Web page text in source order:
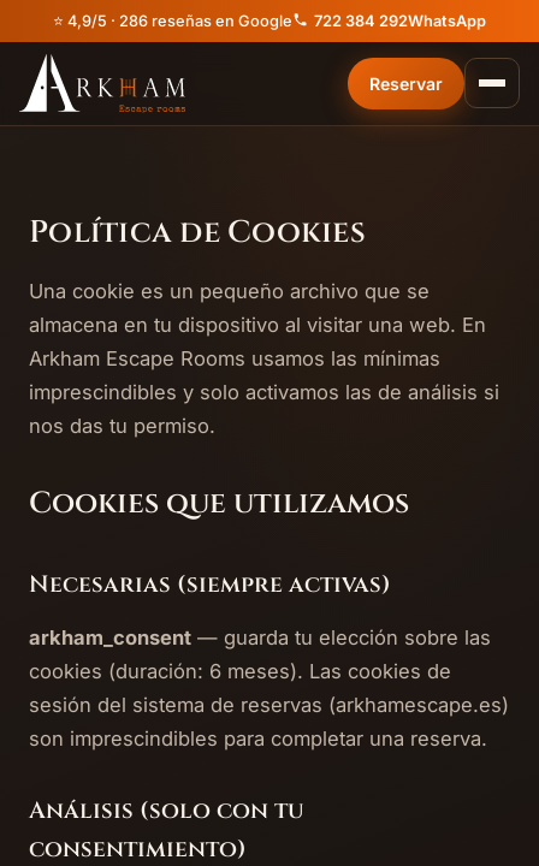
⭐ 4,9/5 · 286 reseñas en Google 722 384 292WhatsApp
Reservar
Política de Cookies
Una cookie es un pequeño archivo que se
almacena en tu dispositivo al visitar una web. En
Arkham Escape Rooms usamos las mínimas
imprescindibles y solo activamos las de análisis si
nos das tu permiso.
Cookies que utilizamos
Necesarias (siempre activas)
arkham_consent — guarda tu elección sobre las
cookies (duración: 6 meses). Las cookies de
sesión del sistema de reservas (arkhamescape.es)
son imprescindibles para completar una reserva.
Análisis (solo con tu
consentimiento)